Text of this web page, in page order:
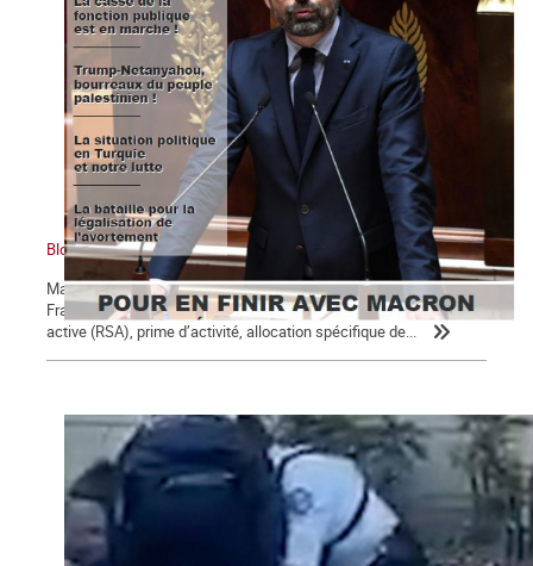
Bloc notes, La Commune n° 123
Macron, président des 5 % des ménages les plus riches Un
Français sur 10 perçoit des minima sociaux : revenu de solidarité
active (RSA), prime d’activité, allocation spécifique de...